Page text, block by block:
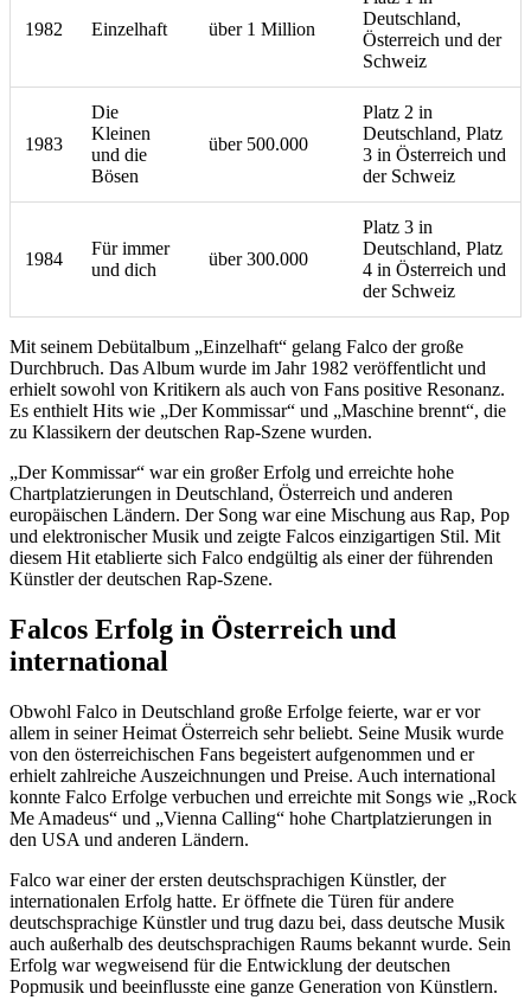
1982 Einzelhaft über 1 Million
Deutschland,
Österreich und der
Schweiz
1983
Die
Kleinen
und die
Bösen
über 500.000
Platz 2 in
Deutschland, Platz
3 in Österreich und
der Schweiz
1984
Für immer
und dich
über 300.000
Platz 3 in
Deutschland, Platz
4 in Österreich und
der Schweiz
Mit seinem Debütalbum „Einzelhaft“ gelang Falco der große
Durchbruch. Das Album wurde im Jahr 1982 veröffentlicht und
erhielt sowohl von Kritikern als auch von Fans positive Resonanz.
Es enthielt Hits wie „Der Kommissar“ und „Maschine brennt“, die
zu Klassikern der deutschen Rap-Szene wurden.
„Der Kommissar“ war ein großer Erfolg und erreichte hohe
Chartplatzierungen in Deutschland, Österreich und anderen
europäischen Ländern. Der Song war eine Mischung aus Rap, Pop
und elektronischer Musik und zeigte Falcos einzigartigen Stil. Mit
diesem Hit etablierte sich Falco endgültig als einer der führenden
Künstler der deutschen Rap-Szene.
Falcos Erfolg in Österreich und
international
Obwohl Falco in Deutschland große Erfolge feierte, war er vor
allem in seiner Heimat Österreich sehr beliebt. Seine Musik wurde
von den österreichischen Fans begeistert aufgenommen und er
erhielt zahlreiche Auszeichnungen und Preise. Auch international
konnte Falco Erfolge verbuchen und erreichte mit Songs wie „Rock
Me Amadeus“ und „Vienna Calling“ hohe Chartplatzierungen in
den USA und anderen Ländern.
Falco war einer der ersten deutschsprachigen Künstler, der
internationalen Erfolg hatte. Er öffnete die Türen für andere
deutschsprachige Künstler und trug dazu bei, dass deutsche Musik
auch außerhalb des deutschsprachigen Raums bekannt wurde. Sein
Erfolg war wegweisend für die Entwicklung der deutschen
Popmusik und beeinflusste eine ganze Generation von Künstlern.